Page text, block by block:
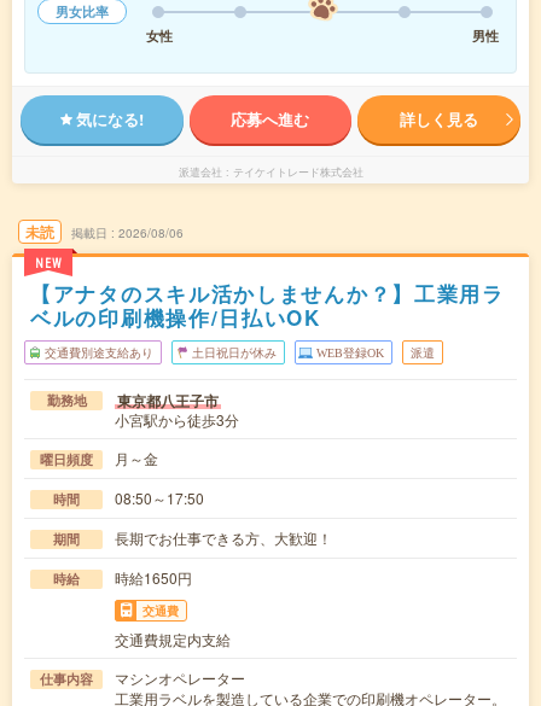
男女比率
女性
男性
気になる! 応募へ進む 詳しく見る
派遣会社 テイケイトレード株式会社
未読
NEW
掲載日 2026/08/06
【アナタのスキル活かしませんか？】工業用ラ
ベルの印刷機操作/日払いOK
交通費別途支給あり 土日祝日が休み WEB登録OK 派遣
勤務地 東京都八王子市
小宮駅から徒歩3分
曜日頻度 月～金
時間 08:50～17:50
期間 長期でお仕事できる方、大歓迎！
時給 時給1650円
交通費
交通費規定内支給
仕事内容
マシンオペレーター
工業用ラベルを製造している企業での印刷機オペレーター。